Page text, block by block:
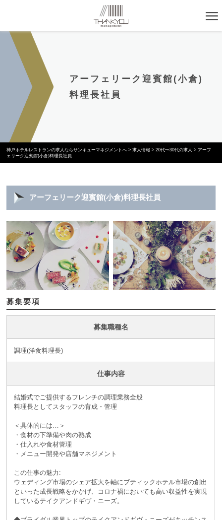
アーフェリーク迎賓館(小倉)
料理長社員
神戸ホテルレストランの求人ならサンキューマネジメントへ >求人情報 >20代〜30代の求人 > アーフ
ェリーク迎賓館(小倉)料理長社員
アーフェリーク迎賓館(小倉)料理長社員
募集要項
募集職種名
調理(洋食料理長)
仕事内容
結婚式でご提供するフレンチの調理業務全般
料理長としてスタッフの育成・管理
＜具体的には…＞
・食材の下準備や肉の熟成
・仕入れや食材管理
・メニュー開発や店舗マネジメント
この仕事の魅力:
ウェディング市場のシェア拡大を軸にブティックホテル市場の創出
といった成長戦略をかかげ、コロナ禍においても高い収益性を実現
しているテイクアンドギヴ・ニーズ。